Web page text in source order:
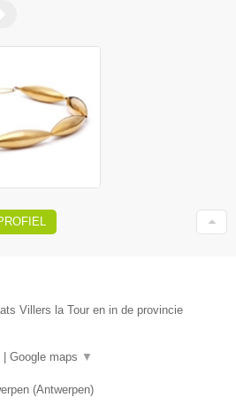
Villers la Tour en in de provincie
Google maps ▼
(Antwerpen)